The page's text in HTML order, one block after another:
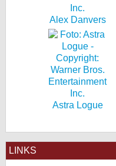
Alex Danvers
Astra Logue
LINKS